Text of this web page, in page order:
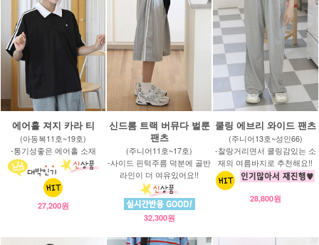
에어홀 져지 카라 티
(아동복11호~19호)
-통기성좋은 에어홀 소재
27,200원
신드롬 트랙 버뮤다 벌룬
팬츠
(주니어11호~17호)
-사이드 핀턱주름 덕분에 골반
라인이 더 여유있어요!!
32,300원
쿨링 에브리 와이드 팬츠
(주니어13호~성인66)
-찰랑거리면서 쿨링감있는 소
재의 여름바지로 추천해요!!
28,800원